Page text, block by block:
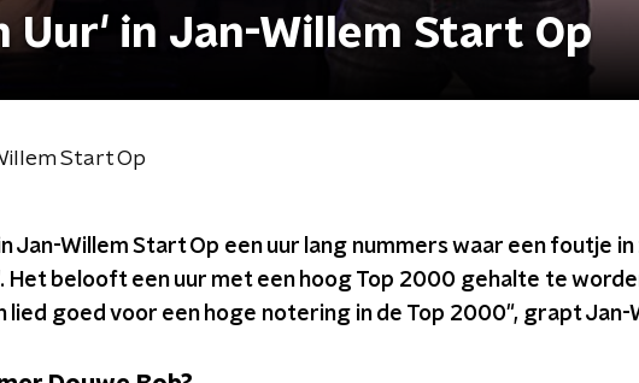
Uur' in Jan-Willem Start Op
Start Op
Jan-Willem Start Op een uur lang nummers waar een foutje
Het belooft een uur met een hoog Top 2000 gehalte te
lied goed voor een hoge notering in de Top 2000", grapt Jan-